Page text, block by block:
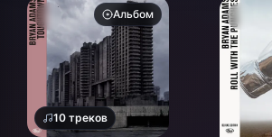
Альбом
10 треков